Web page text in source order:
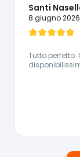
Lingue
🇪🇸
Santi
8 giugno 2026
Tutto